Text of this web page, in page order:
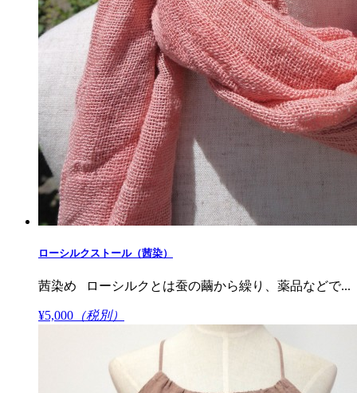
ローシルクストール（茜染）
茜染め ローシルクとは蚕の繭から繰り、薬品などで...
¥5,000 （税別）